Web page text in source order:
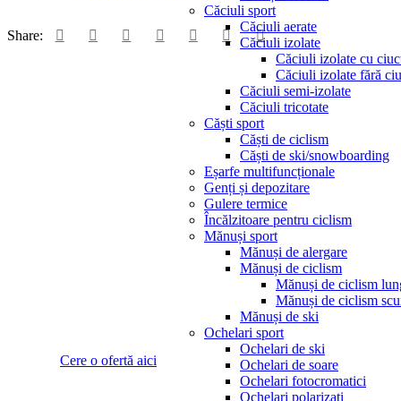
Căciuli sport
Căciuli aerate
Căciuli izolate
Căciuli izolate cu
Căciuli izolate fără
Căciuli semi-izolate
Căciuli tricotate
Căști sport
Căști de ciclism
Căști de ski/snowboarding
Eșarfe multifuncționale
Genți și depozitare
Gulere termice
Încălzitoare pentru ciclism
Mănuși sport
Mănuși de alergare
Mănuși de ciclism
Mănuși de ciclism
Mănuși de ciclism
Mănuși de ski
Ochelari sport
Ochelari de ski
Ochelari de soare
Ochelari fotocromatici
Ochelari polarizați
Share:
Îți place acest
personalizat cu
Cere o ofertă aici